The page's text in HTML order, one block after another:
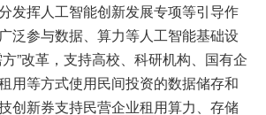
发挥人工智能创新发展专项等引导作
泛参与数据、算力等人工智能基础设
”改革，支持高校、科研机构、国有企
用等方式使用民间投资的数据储存和
创新券支持民营企业租用算力、存储